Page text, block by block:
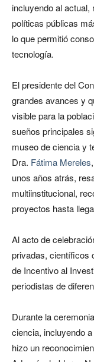
incluyendo al actual,
políticas públicas
lo que permitió
tecnología.
El presidente del
grandes avances y
visible para la
sueños principales
museo de ciencia y
Dra. Fátima Mereles
unos años atrás,
multiinstitucional,
proyectos hasta
Al acto de
privadas, científicos
de Incentivo al
periodistas de
Durante la
ciencia, incluyendo
hizo un